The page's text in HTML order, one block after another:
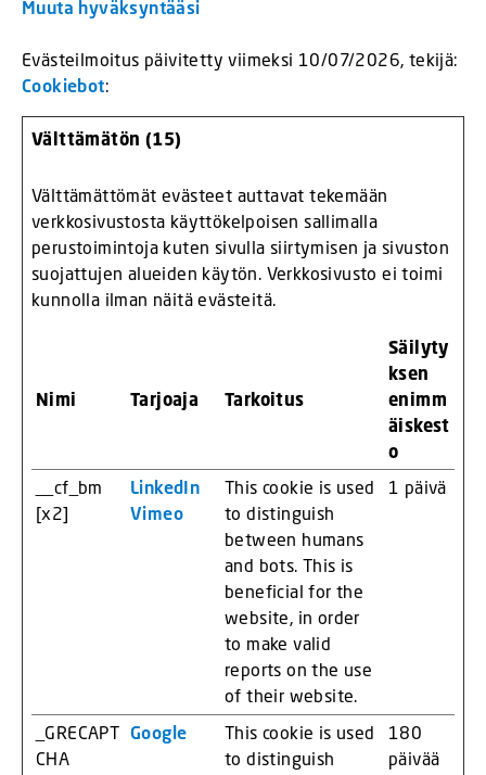
Muuta hyväksyntääsi
Evästeilmoitus päivitetty viimeksi 10/07/2026, tekijä:
Cookiebot:
Välttämätön (15)
Välttämättömät evästeet auttavat tekemään
verkkosivustosta käyttökelpoisen sallimalla
perustoimintoja kuten sivulla siirtymisen ja sivuston
suojattujen alueiden käytön. Verkkosivusto ei toimi
kunnolla ilman näitä evästeitä.
Nimi Tarjoaja Tarkoitus
Säilyty
ksen
enimm
äiskest
o
__cf_bm
[x2]
LinkedIn
Vimeo
This cookie is used
to distinguish
between humans
and bots. This is
beneficial for the
website, in order
to make valid
reports on the use
of their website.
1 päivä
_GRECAPT
CHA
Google
This cookie is used
to distinguish
180
päivää